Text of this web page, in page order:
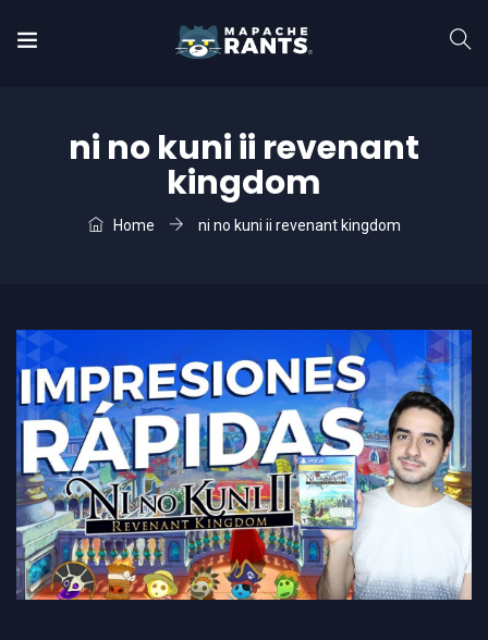
ni no kuni ii revenant
kingdom
Home ni no kuni ii revenant kingdom